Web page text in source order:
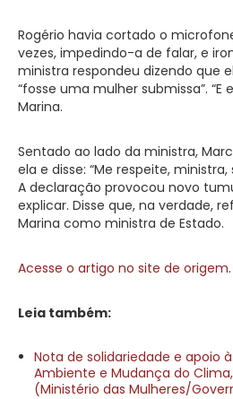
Rogério havia cortado o
vezes, impedindo-a de falar, e
ministra respondeu dizendo que
“fosse uma mulher submissa”. “E
Marina.
Sentado ao lado da ministra,
ela e disse: “Me respeite,
A declaração provocou novo
explicar. Disse que, na verdade,
Marina como ministra de Estado.
Acesse o artigo no site de origem.
Leia também:
Nota de solidariedade e apoio
Ambiente e Mudança do
(Ministério das Mulheres/